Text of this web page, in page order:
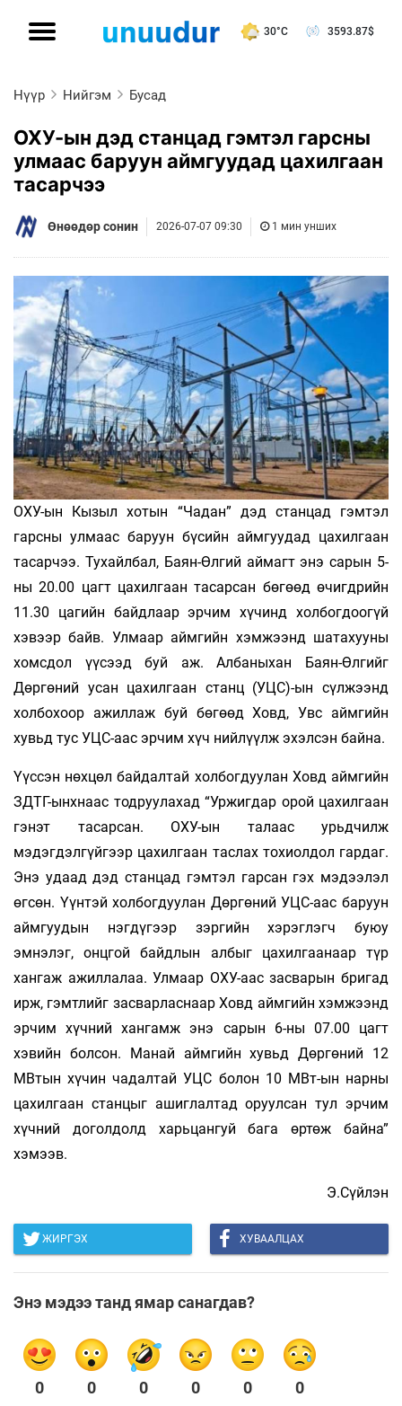
30°C 3593.87$
Нүүр Нийгэм Бусад
ОХУ-ын дэд станцад гэмтэл гарсны
улмаас баруун аймгуудад цахилгаан
тасарчээ
Өнөөдөр сонин 2026-07-07 09:30 1 мин унших
ОХУ-ын Кызыл хотын “Чадан” дэд станцад гэмтэл
гарсны улмаас баруун бүсийн аймгуудад цахилгаан
тасарчээ. Тухайлбал, Баян-Өлгий аймагт энэ сарын 5-
ны 20.00 цагт цахилгаан тасарсан бөгөөд өчигдрийн
11.30 цагийн байдлаар эрчим хүчинд холбогдоогүй
хэвээр байв. Улмаар аймгийн хэмжээнд шатахууны
хомсдол үүсээд буй аж. Албаныхан Баян-Өлгийг
Дөргөний усан цахилгаан станц (УЦС)-ын сүлжээнд
холбохоор ажиллаж буй бөгөөд Ховд, Увс аймгийн
хувьд тус УЦС-аас эрчим хүч нийлүүлж эхэлсэн байна.
Үүссэн нөхцөл байдалтай холбогдуулан Ховд аймгийн
ЗДТГ-ынхнаас тодруулахад “Уржигдар орой цахилгаан
гэнэт тасарсан. ОХУ-ын талаас урьдчилж
мэдэгдэлгүйгээр цахилгаан таслах тохиолдол гардаг.
Энэ удаад дэд станцад гэмтэл гарсан гэх мэдээлэл
өгсөн. Үүнтэй холбогдуулан Дөргөний УЦС-аас баруун
аймгуудын нэгдүгээр зэргийн хэрэглэгч буюу
эмнэлэг, онцгой байдлын албыг цахилгаанаар түр
хангаж ажиллалаа. Улмаар ОХУ-аас засварын бригад
ирж, гэмтлийг засварласнаар Ховд аймгийн хэмжээнд
эрчим хүчний хангамж энэ сарын 6-ны 07.00 цагт
хэвийн болсон. Манай аймгийн хувьд Дөргөний 12
МВтын хүчин чадалтай УЦС болон 10 МВт-ын нарны
цахилгаан станцыг ашиглалтад оруулсан тул эрчим
хүчний доголдолд харьцангуй бага өртөж байна”
хэмээв.
Э.Сүйлэн
ЖИРГЭХ ХУВААЛЦАХ
Энэ мэдээ танд ямар санагдав?
0 0 0 0 0 0